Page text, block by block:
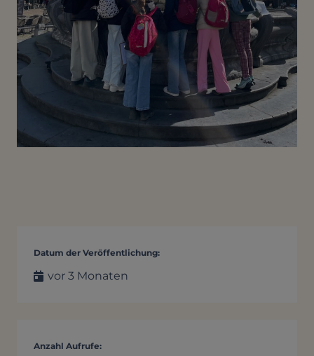
Datum der Veröffentlichung:
vor 3 Monaten
Anzahl Aufrufe: